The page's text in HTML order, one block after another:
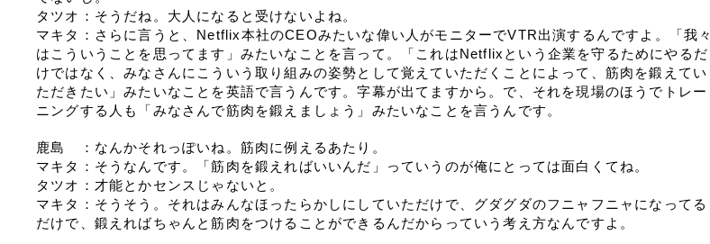
タツオ：そうだね。大人になると受けないよね。
マキタ：さらに言うと、Netflix本社のCEOみたいな偉い人がモニターでVTR出演するんですよ。「我々
はこういうことを思ってます」みたいなことを言って。「これはNetflixという企業を守るためにやるだ
けではなく、みなさんにこういう取り組みの姿勢として覚えていただくことによって、筋肉を鍛えてい
ただきたい」みたいなことを英語で言うんです。字幕が出てますから。で、それを現場のほうでトレー
ニングする人も「みなさんで筋肉を鍛えましょう」みたいなことを言うんです。
鹿島　：なんかそれっぽいね。筋肉に例えるあたり。
マキタ：そうなんです。「筋肉を鍛えればいいんだ」っていうのが俺にとっては面白くてね。
タツオ：才能とかセンスじゃないと。
マキタ：そうそう。それはみんなほったらかしにしていただけで、グダグダのフニャフニャになってる
だけで、鍛えればちゃんと筋肉をつけることができるんだからっていう考え方なんですよ。